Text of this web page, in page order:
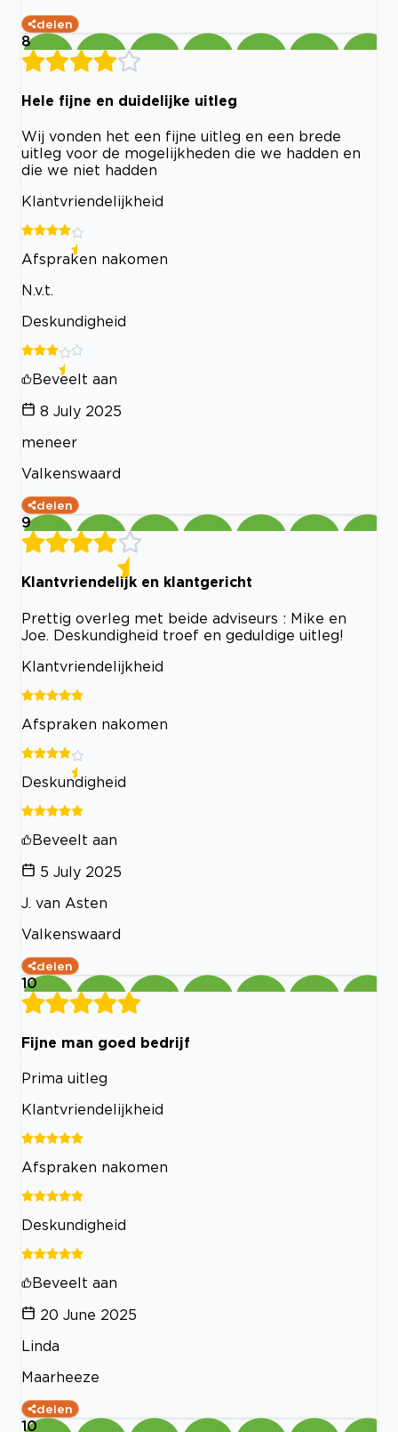
delen
8
Hele fijne en duidelijke uitleg
Wij vonden het een fijne uitleg en een brede
uitleg voor de mogelijkheden die we hadden en
die we niet hadden
Klantvriendelijkheid
Afspraken nakomen
N.v.t.
Deskundigheid
Beveelt aan
8 July 2025
meneer
Valkenswaard
delen
9
Klantvriendelijk en klantgericht
Prettig overleg met beide adviseurs : Mike en
Joe. Deskundigheid troef en geduldige uitleg!
Klantvriendelijkheid
Afspraken nakomen
Deskundigheid
Beveelt aan
5 July 2025
J. van Asten
Valkenswaard
delen
10
Fijne man goed bedrijf
Prima uitleg
Klantvriendelijkheid
Afspraken nakomen
Deskundigheid
Beveelt aan
20 June 2025
Linda
Maarheeze
delen
10